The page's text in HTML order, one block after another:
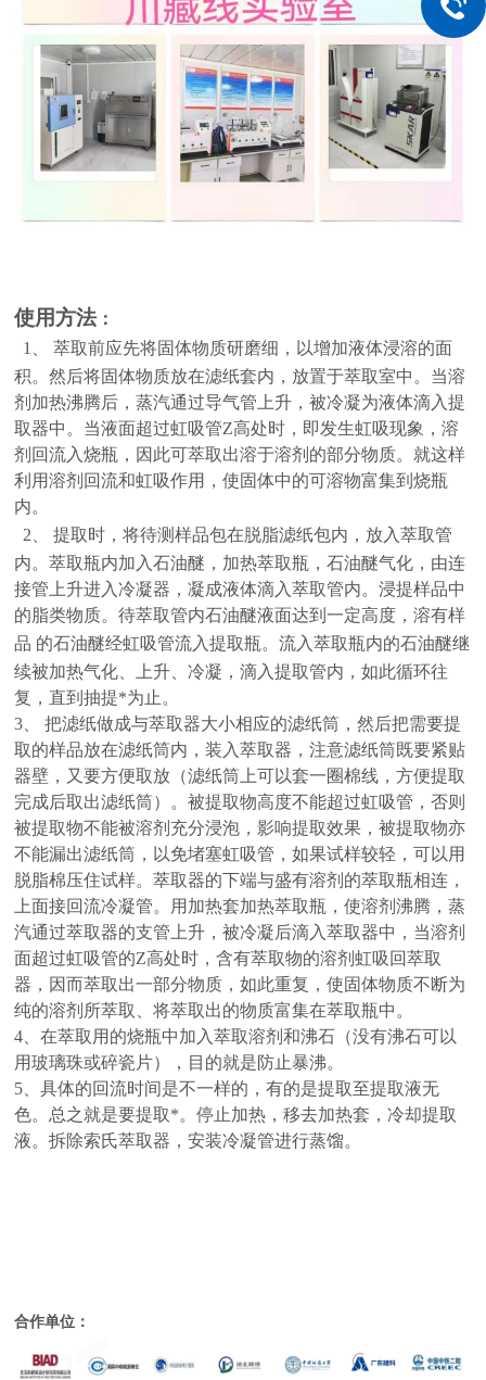
使用方法：
1
萃取前应先将固体物质研磨细，以增加液体浸溶的面
积。然后将固体物质放在滤纸套内，放置于萃取室中。当溶
剂加热沸腾后，蒸汽通过导气管上升，被冷凝为液体滴入提
取器中。当液面超过虹吸管Z高处时，即发生虹吸现象，溶
剂回流入烧瓶，因此可萃取出溶于溶剂的部分物质。就这样
利用溶剂回流和虹吸作用，使固体中的可溶物富集到烧瓶
内。
2
提取时，将待测样品包在脱脂滤纸包内，放入萃取管
内。萃取瓶内加入石油醚，加热萃取瓶，石油醚气化，由连
接管上升进入冷凝器，凝成液体滴入萃取管内。浸提样品中
的脂类物质。待萃取管内石油醚液面达到一定高度，溶有样
品 的石油醚经虹吸管流入提取瓶。流入萃取瓶内的石油醚继
续被加热气化、上升、冷凝，滴入提取管内，如此循环往
复，直到抽提*为止。
3、 把滤纸做成与萃取器大小相应的滤纸筒，然后把需要提
取的样品放在滤纸筒内，装入萃取器，注意滤纸筒既要紧贴
器壁，又要方便取放（滤纸筒上可以套一圈棉线，方便提取
完成后取出滤纸筒）。被提取物高度不能超过虹吸管，否则
被提取物不能被溶剂充分浸泡，影响提取效果，被提取物亦
不能漏出滤纸筒，以免堵塞虹吸管，如果试样较轻，可以用
脱脂棉压住试样。萃取器的下端与盛有溶剂的萃取瓶相连，
上面接回流冷凝管。用加热套加热萃取瓶，使溶剂沸腾，蒸
汽通过萃取器的支管上升，被冷凝后滴入萃取器中，当溶剂
面超过虹吸管的Z高处时，含有萃取物的溶剂虹吸回萃取
器，因而萃取出一部分物质，如此重复，使固体物质不断为
纯的溶剂所萃取、将萃取出的物质富集在萃取瓶中。
4、在萃取用的烧瓶中加入萃取溶剂和沸石（没有沸石可以
用玻璃珠或碎瓷片），目的就是防止暴沸。
5、具体的回流时间是不一样的，有的是提取至提取液无
色。总之就是要提取*。停止加热，移去加热套，冷却提取
液。拆除索氏萃取器，安装冷凝管进行蒸馏。
合作单位：